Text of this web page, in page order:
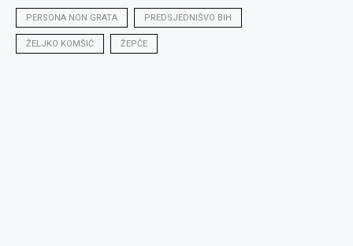
PERSONA NON GRATA PREDSJEDNIŠVO BIH
ŽELJKO KOMŠIĆ ŽEPČE